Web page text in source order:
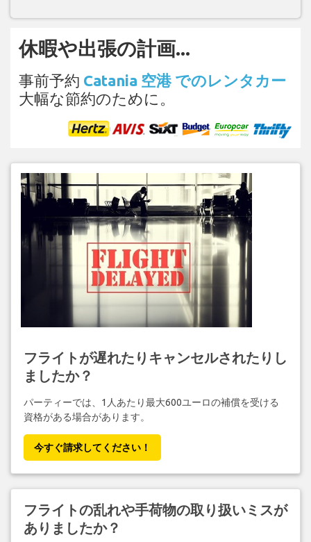
休暇や出張の計画...
事前予約 Catania 空港 でのレンタカー
大幅な節約のために。
フライトが遅れたりキャンセルされたりし
ましたか？
パーティーでは、1人あたり最大600ユーロの補償を受ける
資格がある場合があります。
今すぐ請求してください！
フライトの乱れや手荷物の取り扱いミスが
ありましたか？